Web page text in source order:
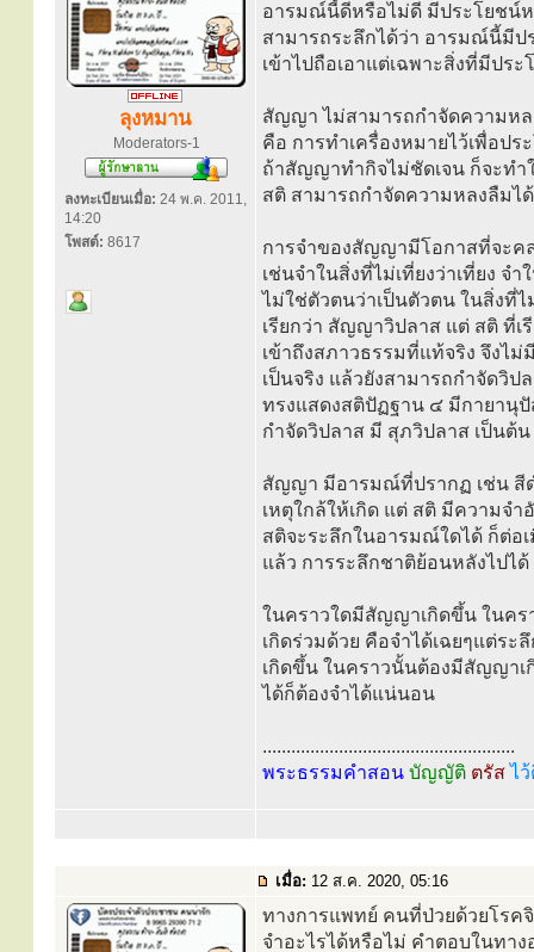
ลุงหมาน
Moderators-1
ลงทะเบียนเมื่อ: 24 พ.ค. 2011,
14:20
โพสต์: 8617
อารมณ์นี้ดีหรือไม่ดี มีประโยชน์
สามารถระลึกได้ว่า อารมณ์นี้มีป
เข้าไปถือเอาแต่เฉพาะสิ่งที่มีปร
สัญญา ไม่สามารถกำจัดความห
คือ การทำเครื่องหมายไว้เพื่อป
ถ้าสัญญาทำกิจไม่ชัดเจน ก็จะทำ
สติ สามารถกำจัดความหลงลืมไ
การจำของสัญญามีโอกาสที่จะค
เช่นจำในสิ่งที่ไม่เที่ยงว่าเที่ยง จ
ไม่ใช่ตัวตนว่าเป็นตัวตน ในสิ่งที่
เรียกว่า สัญญาวิปลาส แต่ สติ ที่เ
เข้าถึงสภาวธรรมที่แท้จริง จึงไ
เป็นจริง แล้วยังสามารถกำจัดวิ
ทรงแสดงสติปัฏฐาน ๔ มีกายานุ
กำจัดวิปลาส มี สุภวิปลาส เป็นต้น
สัญญา มีอารมณ์ที่ปรากฏ เช่น สีด
เหตุใกล้ให้เกิด แต่ สติ มีความจำ
สติจะระลึกในอารมณ์ใดได้ ก็ต่
แล้ว การระลึกชาติย้อนหลังไปไ
ในคราวใดมีสัญญาเกิดขึ้น ในคร
เกิดร่วมด้วย คือจำได้เฉยๆแต่ระ
เกิดขึ้น ในคราวนั้นต้องมีสัญญา
ได้ก็ต้องจำได้แน่นอน
.....................................................
พระธรรมคำสอน บัญญัติ ตรัสไ
เมื่อ: 12 ส.ค. 2020, 05:16
ทางการแพทย์ คนที่ป่วยด้วยโรคจิ
จำอะไรได้หรือไม่ คำตอบในทา